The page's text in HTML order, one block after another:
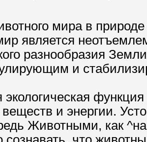
мира в
является
разнообразия
и
экологическая
веществ и энергии.
Животными, как